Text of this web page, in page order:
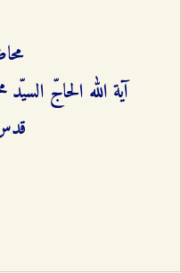
آية الله الحاجّ